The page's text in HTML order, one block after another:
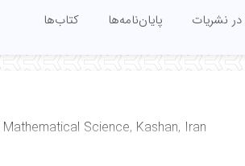
در نشریات پایان‌نامه‌ها کتاب‌ها
Science, Kashan, Iran